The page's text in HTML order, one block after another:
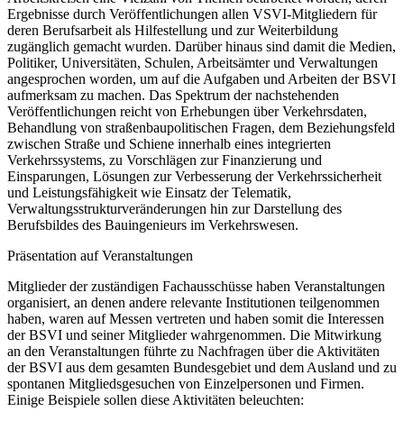
Ergebnisse durch Veröffentlichungen allen VSVI-Mitgliedern für
deren Berufsarbeit als Hilfestellung und zur Weiterbildung
zugänglich gemacht wurden. Darüber hinaus sind damit die Medien,
Politiker, Universitäten, Schulen, Arbeitsämter und Verwaltungen
angesprochen worden, um auf die Aufgaben und Arbeiten der BSVI
aufmerksam zu machen. Das Spektrum der nachstehenden
Veröffentlichungen reicht von Erhebungen über Verkehrsdaten,
Behandlung von straßenbaupolitischen Fragen, dem Beziehungsfeld
zwischen Straße und Schiene innerhalb eines integrierten
Verkehrssystems, zu Vorschlägen zur Finanzierung und
Einsparungen, Lösungen zur Verbesserung der Verkehrssicherheit
und Leistungsfähigkeit wie Einsatz der Telematik,
Verwaltungsstrukturveränderungen hin zur Darstellung des
Berufsbildes des Bauingenieurs im Verkehrswesen.
Präsentation auf Veranstaltungen
Mitglieder der zuständigen Fachausschüsse haben Veranstaltungen
organisiert, an denen andere relevante Institutionen teilgenommen
haben, waren auf Messen vertreten und haben somit die Interessen
der BSVI und seiner Mitglieder wahrgenommen. Die Mitwirkung
an den Veranstaltungen führte zu Nachfragen über die Aktivitäten
der BSVI aus dem gesamten Bundesgebiet und dem Ausland und zu
spontanen Mitgliedsgesuchen von Einzelpersonen und Firmen.
Einige Beispiele sollen diese Aktivitäten beleuchten: